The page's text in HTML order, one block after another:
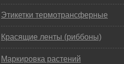
Этикетки термотрансферные
Красящие ленты (риббоны)
Маркировка растений